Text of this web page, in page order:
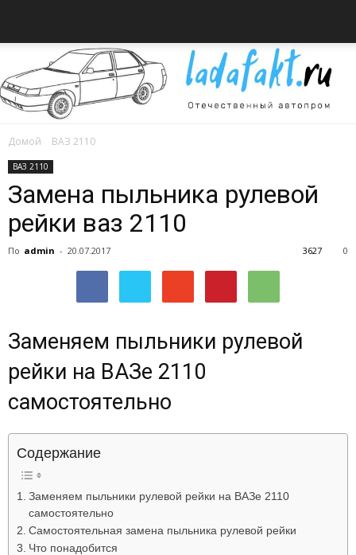
об
автомобилях
Лада
Домой ВАЗ 2110
ВАЗ 2110
Замена пыльника рулевой
рейки ваз 2110
По admin - 20.07.2017 0
3627
Заменяем пыльники рулевой
рейки на ВАЗе 2110
самостоятельно
Содержание
Заменяем пыльники рулевой рейки на ВАЗе 2110
самостоятельно
Самостоятельная замена пыльника рулевой рейки
Что понадобится